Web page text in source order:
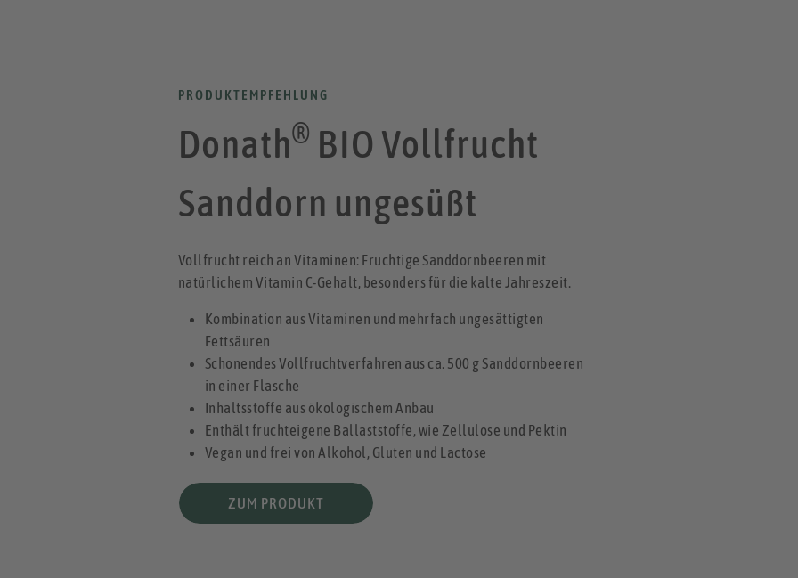
PRODUKTEMPFEHLUNG
Donath® BIO Vollfrucht
Sanddorn ungesüßt
Vollfrucht reich an Vitaminen: Fruchtige Sanddornbeeren mit
natürlichem Vitamin C-Gehalt, besonders für die kalte Jahreszeit.
Kombination aus Vitaminen und mehrfach ungesättigten
Fettsäuren
Schonendes Vollfruchtverfahren aus ca. 500 g Sanddornbeeren
in einer Flasche
Inhaltsstoffe aus ökologischem Anbau
Enthält fruchteigene Ballaststoffe, wie Zellulose und Pektin
Vegan und frei von Alkohol, Gluten und Lactose
ZUM PRODUKT